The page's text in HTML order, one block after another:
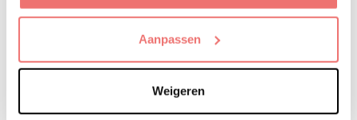
Aanpassen
Weigeren